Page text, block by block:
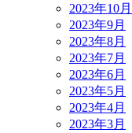
2023年10月
2023年9月
2023年8月
2023年7月
2023年6月
2023年5月
2023年4月
2023年3月